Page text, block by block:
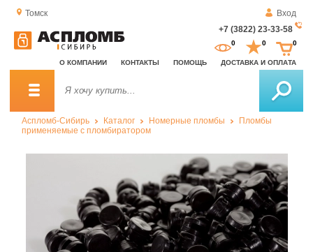
Томск
Вход
+7 (3822) 23-33-58
О КОМПАНИИ КОНТАКТЫ ПОМОЩЬ ДОСТАВКА И ОПЛАТА
0 0 0
Аспломб-Сибирь Каталог Номерные пломбы
Пломбы
применяемые с пломбиратором